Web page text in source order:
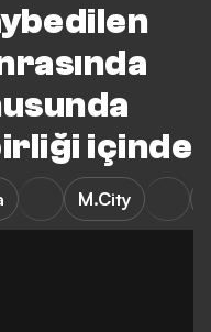
içinde
M.City